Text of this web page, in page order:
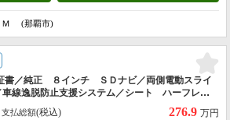
Ｍ (那覇市)
書／純正 ８インチ ＳＤナビ／両側電動スライ
車線逸脱防止支援システム／シート ハーフレザ
ＥＴＣ／ＥＢＤ付ＡＢＳ／横滑り防止装置
支払総額(税込) 276.9 万円